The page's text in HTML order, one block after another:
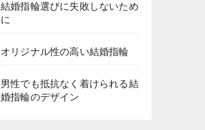
結婚指輪選びに失敗しないため
に
オリジナル性の高い結婚指輪
男性でも抵抗なく着けられる結
婚指輪のデザイン